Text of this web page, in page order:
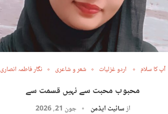
آپ کا سلام اردو غزلیات شعر و شاعری نگار فاطمہ انصاری
محبوب محبت سے نہیں قسمت سے
ازسائیٹ ایڈمن جون 21, 2026